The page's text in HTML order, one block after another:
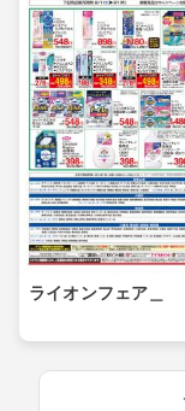
ライオンフェア＿